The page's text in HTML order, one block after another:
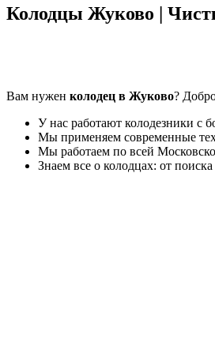
Колодцы Жуково |
Вам нужен колодец в Жуково?
У нас работают колодезники с
Мы применяем современные
Мы работаем по всей
Знаем все о колодцах: от